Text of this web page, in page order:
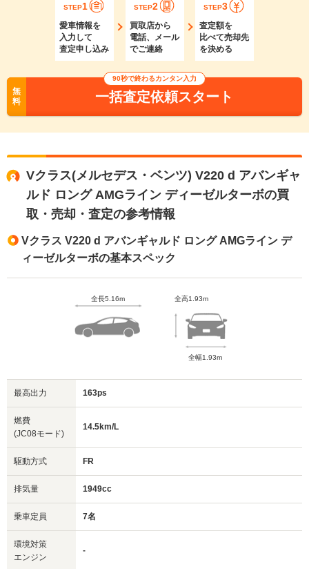
STEP1
愛車情報を
入力して
査定申し込み
STEP2
買取店から
電話、メール
でご連絡
STEP3
査定額を
比べて売却先
を決める
無
料
90秒で終わるカンタン入力
一括査定依頼スタート
Vクラス(メルセデス・ベンツ) V220 d アバンギャ
ルド ロング AMGライン ディーゼルターボの買
取・売却・査定の参考情報
Vクラス V220 d アバンギャルド ロング AMGライン デ
ィーゼルターボの基本スペック
全長5.16m 全高1.93m
全幅1.93m
最高出力 163ps
燃費
(JC08モード)
14.5km/L
駆動方式 FR
排気量 1949cc
乗車定員 7名
環境対策
エンジン
-